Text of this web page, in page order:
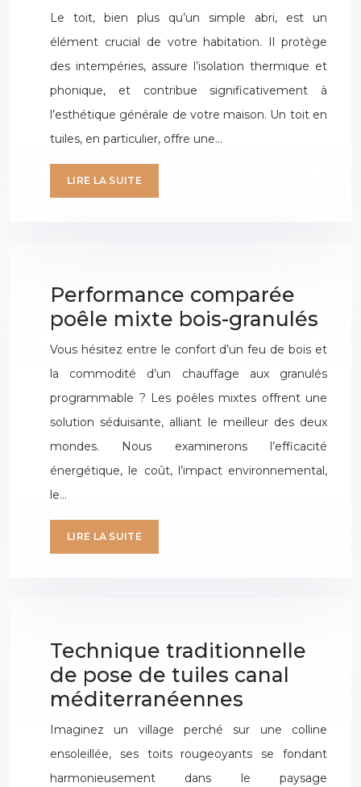
Le toit, bien plus qu’un simple abri, est un
élément crucial de votre habitation. Il protège
des intempéries, assure l’isolation thermique et
phonique, et contribue significativement à
l’esthétique générale de votre maison. Un toit en
tuiles, en particulier, offre une…
LIRE LA SUITE
Performance comparée
poêle mixte bois-granulés
Vous hésitez entre le confort d’un feu de bois et
la commodité d’un chauffage aux granulés
programmable ? Les poêles mixtes offrent une
solution séduisante, alliant le meilleur des deux
mondes. Nous examinerons l’efficacité
énergétique, le coût, l’impact environnemental,
le…
LIRE LA SUITE
Technique traditionnelle
de pose de tuiles canal
méditerranéennes
Imaginez un village perché sur une colline
ensoleillée, ses toits rougeoyants se fondant
harmonieusement dans le paysage